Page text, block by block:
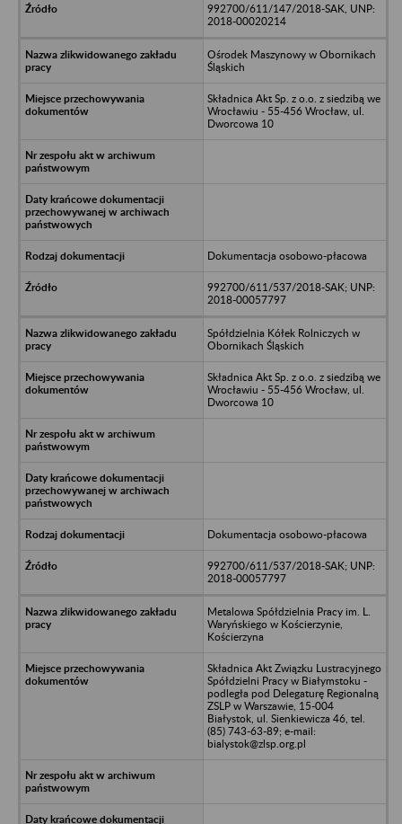
992700/611/147/2018-SAK, UNP:
2018-00020214
Ośrodek Maszynowy w Obornikach
Śląskich
Składnica Akt Sp. z o.o. z siedzibą we
Wrocławiu - 55-456 Wrocław, ul.
Dworcowa 10
Dokumentacja osobowo-płacowa
992700/611/537/2018-SAK; UNP:
2018-00057797
Spółdzielnia Kółek Rolniczych w
Obornikach Śląskich
Składnica Akt Sp. z o.o. z siedzibą we
Wrocławiu - 55-456 Wrocław, ul.
Dworcowa 10
Dokumentacja osobowo-płacowa
992700/611/537/2018-SAK; UNP:
2018-00057797
Metalowa Spółdzielnia Pracy im. L.
Waryńskiego w Kościerzynie,
Kościerzyna
Składnica Akt Związku Lustracyjnego
Spółdzielni Pracy w Białymstoku -
podległa pod Delegaturę Regionalną
ZSLP w Warszawie, 15-004
Białystok, ul. Sienkiewicza 46, tel.
(85) 743-63-89; e-mail:
bialystok@zlsp.org.pl